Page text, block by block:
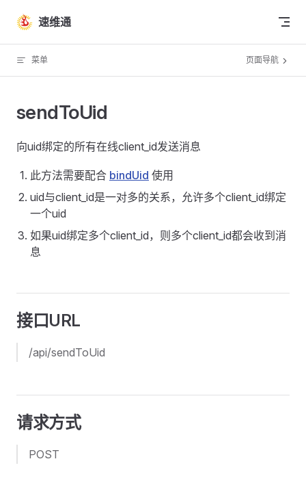
Skip to content
速维通
菜单 页面导航
sendToUid
向uid绑定的所有在线client_id发送消息
此方法需要配合 bindUid 使用
uid与client_id是一对多的关系，允许多个client_id绑定
一个uid
如果uid绑定多个client_id，则多个client_id都会收到消
息
接口URL
/api/sendToUid
请求方式
POST